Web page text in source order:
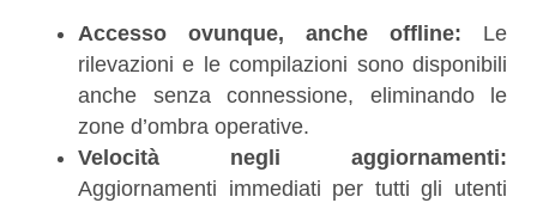
Accesso ovunque, anche offline: Le
rilevazioni e le compilazioni sono disponibili
anche senza connessione, eliminando le
zone d’ombra operative.
Velocità negli aggiornamenti:
Aggiornamenti immediati per tutti gli utenti